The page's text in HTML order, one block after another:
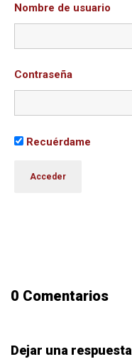
Nombre de usuario
Contraseña
Recuérdame
0 Comentarios
Dejar una respuesta